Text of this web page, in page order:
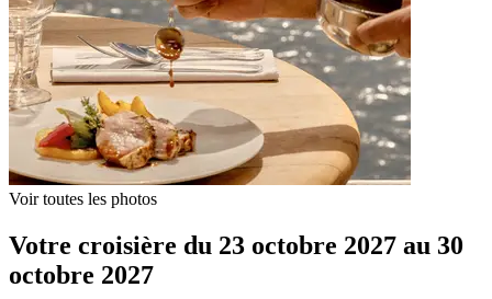
Voir toutes les photos
Votre croisière du 23 octobre 2027 au 30
octobre 2027